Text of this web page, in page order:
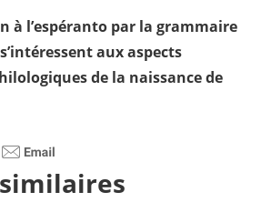
à l’espéranto par la grammaire
aux aspects
de la naissance de